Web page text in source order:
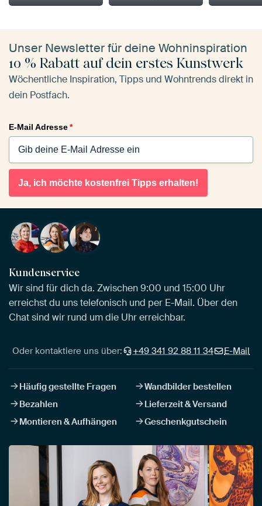
Unser Newsletter für deine Wohninspiration
10 % Rabatt auf dein erstes Kunstwerk
Wöchentliche Inspiration, Tipps und Wohntrends direkt in
dein Postfach.
E-Mail Adresse*
Ja, ich möchte kostenfrei Tipps erhalten!
Kundenservice
Wir sind für dich da. Zwischen 9:00 und 15:00 Uhr
erreichst du uns telefonisch und per E-Mail. Über den
Chat sind wir rund um die Uhr erreichbar.
Oder kontaktiere uns über: +49 341 92 88 11 34 E-Mail
Häufig gestellte Fragen
Wandbilder bestellen
Bezahlen
Lieferzeit & Versand
Montieren & Aufhängen
Geschenkgutschein